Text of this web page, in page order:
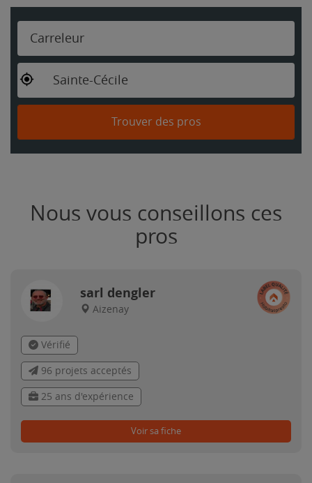
Carreleur
Sainte-Cécile
Trouver des pros
Nous vous conseillons ces
pros
sarl dengler
Aizenay
Vérifié
96 projets acceptés
25 ans d'expérience
Voir sa fiche